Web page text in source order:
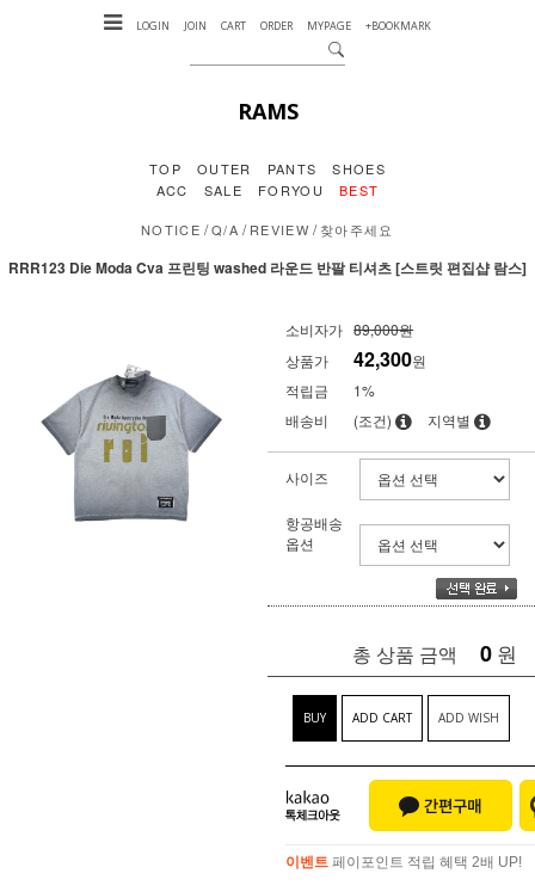
LOGIN JOIN CART ORDER MYPAGE +BOOKMARK
RAMS
TOP OUTER PANTS
SHOES
ACC
SALE FORYOU BEST
NOTICE /Q/A /REVIEW /찾아주세요
RRR123 Die Moda Cva 프린팅 washed 라운드 반팔 티셔츠 [스트릿 편집샵 람스]
소비자가 89,000원
상품가
42,300원
적립금
1%
배송비
(조건) 지역별
사이즈
항공배송
옵션
총 상품 금액 0 원
BUY ADD CART ADD WISH
이벤트 페이포인트 적립 혜택 2배 UP!